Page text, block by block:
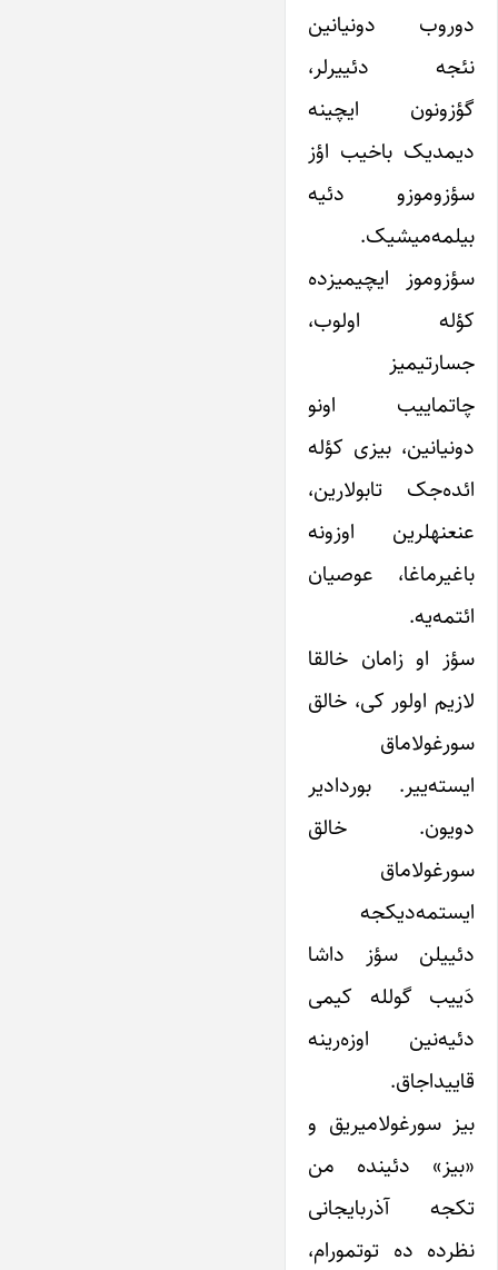
دوروب دونیانین
نئجه دئییرلر،
گؤزونون ایچینه
دیمدیک باخیب اؤز
سؤزوموزو دئیه
بیلمه‌میشیک.
سؤزوموز ایچیمیزده
کؤله اولوب،
جسارتیمیز
چاتماییب اونو
دونیانین، بیزی کؤله
ائده‌جک تابولارین،
عنعنهلرین اوزونه
باغیرماغا، عوصیان
ائتمه‌یه.
سؤز او زامان خالقا
لازیم اولور کی، خالق
سورغولاماق
ایسته‌ییر. بوردادیر
دویون. خالق
سورغولاماق
ایستمه‌دیکجه
دئییلن سؤز داشا
دَییب گولله کیمی
دئیه‌نین اوزه‌رینه
قاییداجاق.
بیز سورغولامیریق و
«بیز» دئینده من
تکجه آذربایجانی
نظرده ده توتمورام،